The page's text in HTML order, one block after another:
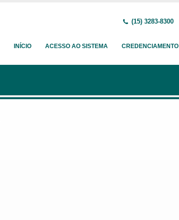
(15) 3283-8300
INÍCIO ACESSO AO SISTEMA CREDENCIAMENTO